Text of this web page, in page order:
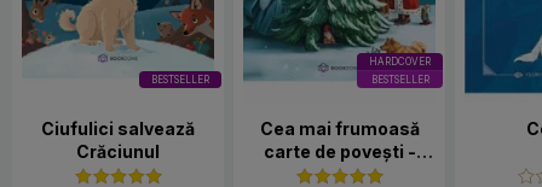
BESTSELLER
Ciufulici salvează
Crăciunul
HARDCOVER
BESTSELLER
Cea mai frumoasă
carte de povești -
Editie cartonată